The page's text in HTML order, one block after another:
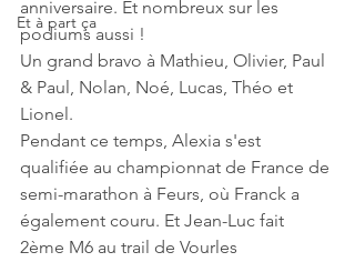
Et à part ça
anniversaire. Et nombreux sur les
podiums aussi !
Un grand bravo à Mathieu, Olivier, Paul
& Paul, Nolan, Noé, Lucas, Théo et
Lionel.
Pendant ce temps, Alexia s'est
qualifiée au championnat de France de
semi-marathon à Feurs, où Franck a
également couru. Et Jean-Luc fait
2ème M6 au trail de Vourles